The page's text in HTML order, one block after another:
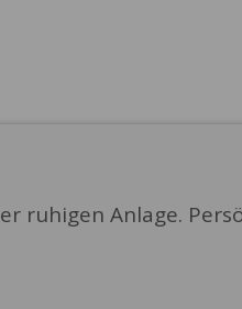
ruhigen Anlage.